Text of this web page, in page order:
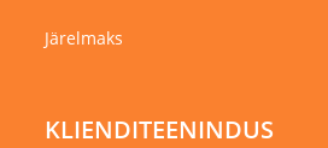
Järelmaks
KLIENDITEENINDUS